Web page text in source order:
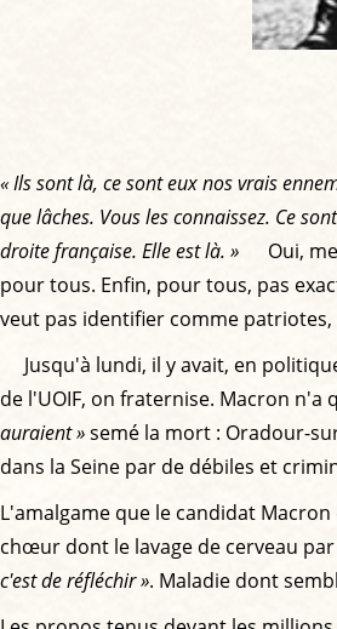
« Ils sont là, ce sont eux nos vrais
que lâches. Vous les connaissez. Ce
droite française. Elle est là. » Oui,
pour tous. Enfin, pour tous, pas
veut pas identifier comme
Jusqu'à lundi, il y avait, en
de l'UOIF, on fraternise. Macron n'a
auraient »semé la mort : Oradour-
dans la Seine par de débiles et
L'amalgame que le candidat
chœur dont le lavage de cerveau
c'est de réfléchir ». Maladie dont